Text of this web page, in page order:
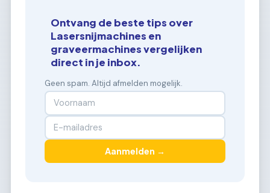
Ontvang de beste tips over
Lasersnijmachines en
graveermachines vergelijken
direct in je inbox.
Geen spam. Altijd afmelden mogelijk.
Aanmelden →